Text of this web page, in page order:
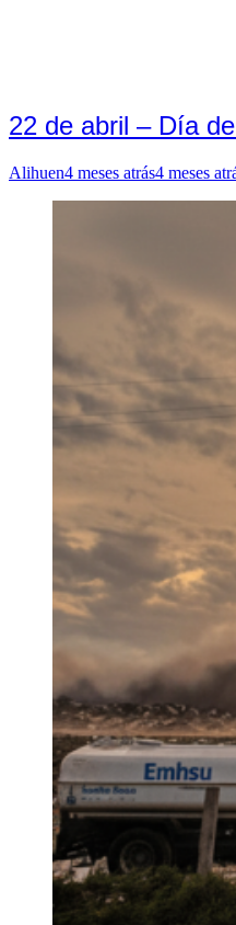
22 de abril – Día
Alihuen4 meses atrás4 meses